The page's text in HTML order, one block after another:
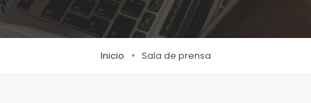
Inicio Sala de prensa